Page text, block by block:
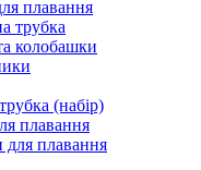
плавання
трубка
колобашки
(набір)
плавання
для плавання